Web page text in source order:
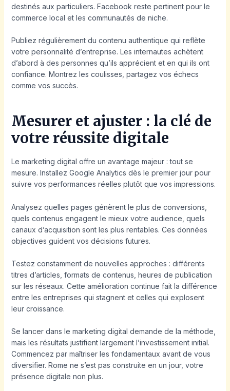
destinés aux particuliers. Facebook reste pertinent pour le
commerce local et les communautés de niche.
Publiez régulièrement du contenu authentique qui reflète
votre personnalité d’entreprise. Les internautes achètent
d’abord à des personnes qu’ils apprécient et en qui ils ont
confiance. Montrez les coulisses, partagez vos échecs
comme vos succès.
Mesurer et ajuster : la clé de
votre réussite digitale
Le marketing digital offre un avantage majeur : tout se
mesure. Installez Google Analytics dès le premier jour pour
suivre vos performances réelles plutôt que vos impressions.
Analysez quelles pages génèrent le plus de conversions,
quels contenus engagent le mieux votre audience, quels
canaux d’acquisition sont les plus rentables. Ces données
objectives guident vos décisions futures.
Testez constamment de nouvelles approches : différents
titres d’articles, formats de contenus, heures de publication
sur les réseaux. Cette amélioration continue fait la différence
entre les entreprises qui stagnent et celles qui explosent
leur croissance.
Se lancer dans le marketing digital demande de la méthode,
mais les résultats justifient largement l’investissement initial.
Commencez par maîtriser les fondamentaux avant de vous
diversifier. Rome ne s’est pas construite en un jour, votre
présence digitale non plus.